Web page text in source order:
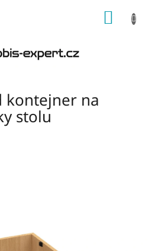
kontejner na
stolu